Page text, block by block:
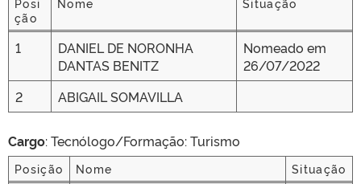
Posi
ção
Nome Situação
ção
1
DANIEL DE NORONHA
DANTAS BENITZ
Nomeado em
26/07/2022
2
ABIGAIL SOMAVILLA
Cargo: Tecnólogo/Formação: Turismo
Posição Nome
Situação